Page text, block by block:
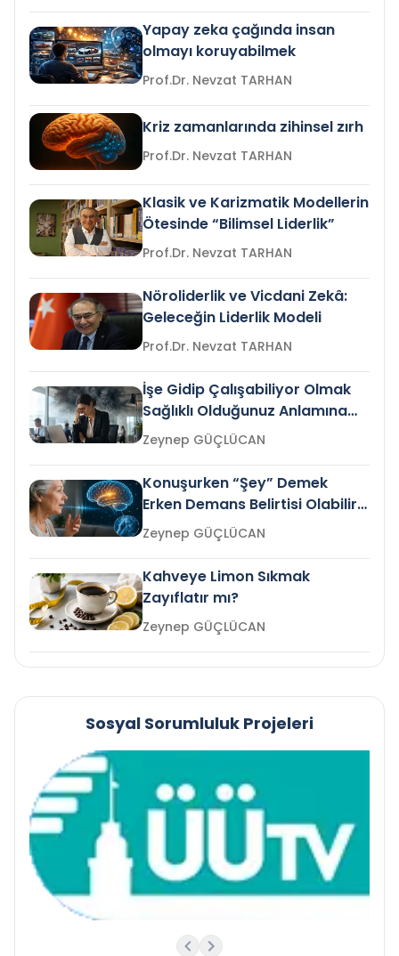
Yapay zeka çağında insan
olmayı koruyabilmek
Prof.Dr. Nevzat TARHAN
Kriz zamanlarında zihinsel zırh
Prof.Dr. Nevzat TARHAN
Klasik ve Karizmatik Modellerin
Ötesinde “Bilimsel Liderlik”
Prof.Dr. Nevzat TARHAN
Nöroliderlik ve Vicdani Zekâ:
Geleceğin Liderlik Modeli
Prof.Dr. Nevzat TARHAN
İşe Gidip Çalışabiliyor Olmak
Sağlıklı Olduğunuz Anlamına
Gelir mi?Zeynep GÜÇLÜCAN
Konuşurken “Şey” Demek
Erken Demans Belirtisi Olabilir
mi?
Zeynep GÜÇLÜCAN
Kahveye Limon Sıkmak
Zayıflatır mı?
Zeynep GÜÇLÜCAN
Sosyal Sorumluluk Projeleri